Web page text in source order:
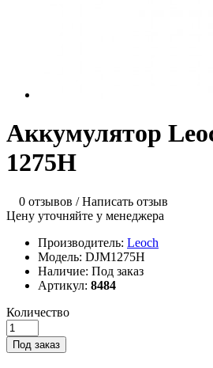
Аккумулятор
1275H
0 отзывов /Написать отзыв
Цену уточняйте у менеджера
Производитель: Leoch
Модель: DJM1275H
Наличие: Под заказ
Артикул: 8484
Количество
Под заказ